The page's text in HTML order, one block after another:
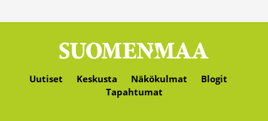
Uutiset Keskusta Näkökulmat
Blogit
Tapahtumat